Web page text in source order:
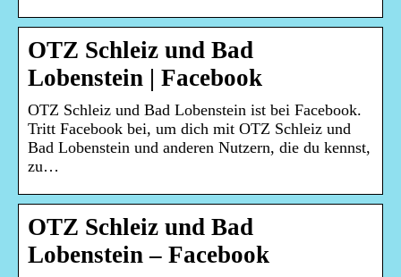
OTZ Schleiz und Bad
Lobenstein | Facebook
OTZ Schleiz und Bad Lobenstein ist bei Facebook.
Tritt Facebook bei, um dich mit OTZ Schleiz und
Bad Lobenstein und anderen Nutzern, die du kennst,
zu…
OTZ Schleiz und Bad
Lobenstein – Facebook